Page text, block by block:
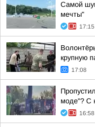
Самой
мечты"
17:15
крупную
17:08
моде"? С
16:58